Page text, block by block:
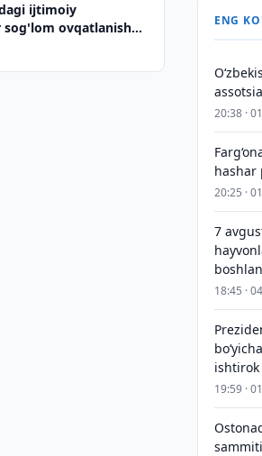
ijtimoiy
sog'lom ovqatlanish
ENG
20:38 ·
hashar
20:25 ·
7
18:45 ·
19:59 ·